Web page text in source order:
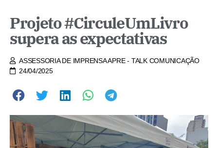
Projeto #CirculeUmLivro
supera as expectativas
ASSESSORIA DE IMPRENSA APRE - TALK COMUNICAÇÃO
24/04/2025